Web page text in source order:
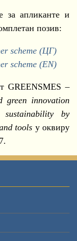
за апликанте и
позив:
scheme (ЦГ)
scheme (EN)
GREENSMES –
green innovation
by
tools у оквиру